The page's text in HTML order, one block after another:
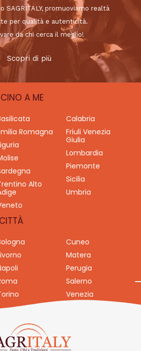
SAGRITALY, promuoviamo realtà
per qualità e autenticità.
da chi cerca il meglio!
Scopri di più
A ME
Calabria
Romagna
Friuli Venezia
Giulia
Lombardia
Piemonte
Sicilia
Alto
Umbria
Cuneo
Matera
Perugia
Salerno
Venezia